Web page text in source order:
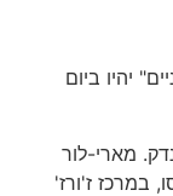
יהיו ביום
מארי-לור
ז'ורז'